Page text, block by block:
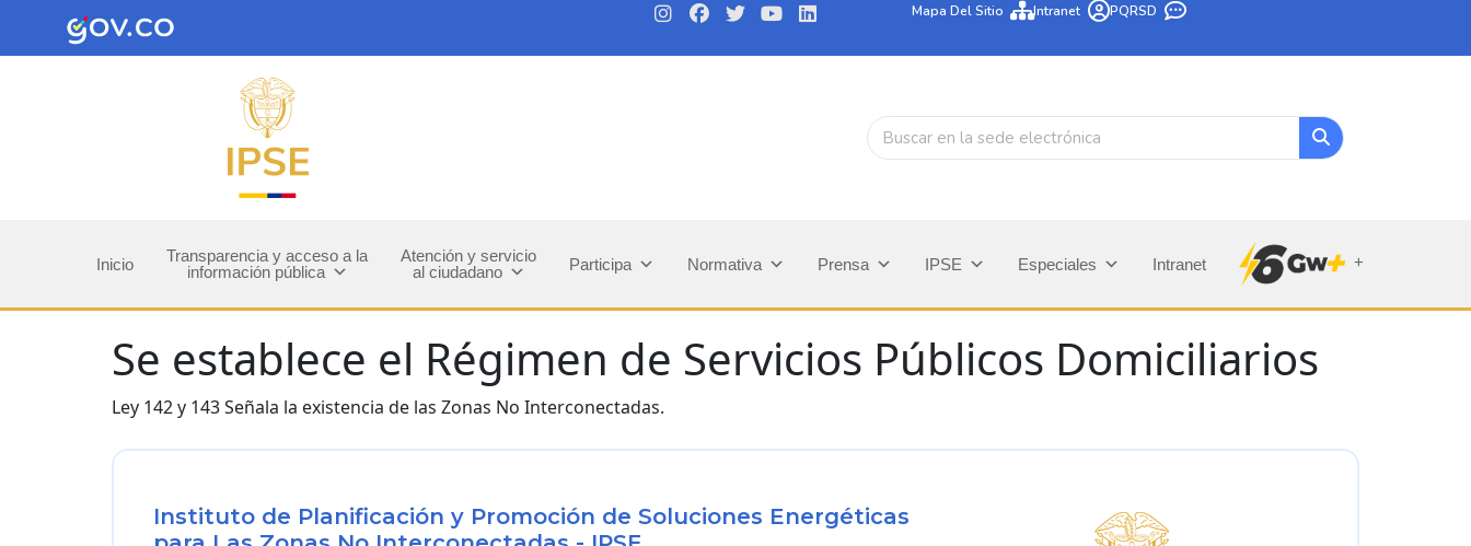
Mapa Del Sitio Intranet PQRSD
Inicio
Transparencia y acceso a la
información pública
Atención y servicio
al ciudadano
Participa Normativa Prensa IPSE Especiales Intranet +
Se establece el Régimen de Servicios Públicos Domiciliarios
Ley 142 y 143 Señala la existencia de las Zonas No Interconectadas.
Instituto de Planificación y Promoción de Soluciones Energéticas